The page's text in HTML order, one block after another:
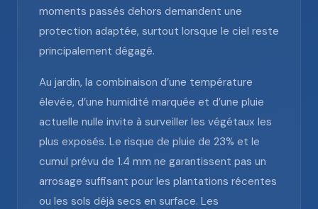
moments passés dehors demandent une
protection adaptée, surtout lorsque le ciel reste
principalement dégagé.
Au jardin, la combinaison d’une température
élevée, d’une humidité marquée et d’une pluie
actuelle nulle invite à surveiller les végétaux les
plus exposés. Le risque de pluie de 23% et le
cumul prévu de 1.4 mm ne garantissent pas un
arrosage suffisant pour les plantations récentes
ou les sols déjà secs en surface. Les